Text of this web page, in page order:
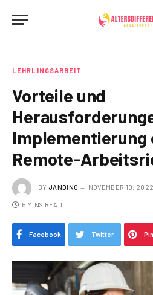
LEHRLINGSARBEIT
Vorteile und
Implementierung
Remote-
BY JANDINO NOVEMBER 10, 2022
5 MINS READ
Facebook Twitter